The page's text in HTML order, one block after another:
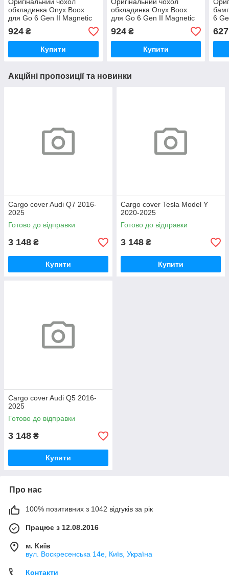
обкладинка Onyx Boox
для Go 6 Gen II Magnetic
924 ₴
Купити
обкладинка Onyx Boox
для Go 6 Gen II Magnetic
924₴
Купити
6
627
Акційні пропозиції та новинки
Cargo cover Audi Q7 2016-
2025
Готово до відправки
3 148 ₴
Купити
Cargo cover Tesla Model Y
2020-2025
Готово до відправки
3 148 ₴
Купити
Cargo cover Audi Q5 2016-
2025
Готово до відправки
3 148 ₴
Купити
Про нас
100% позитивних з 1042 відгуків за рік
Працює з 12.08.2016
м. Київ
вул. Воскресенська 14е, Київ, Україна
Контакти